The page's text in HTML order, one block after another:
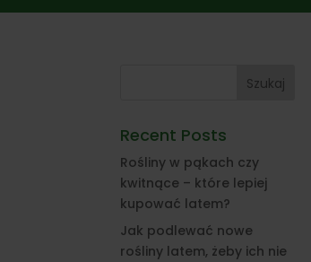
Szukaj
Recent Posts
Rośliny w pąkach czy
kwitnące – które lepiej
kupować latem?
Jak podlewać nowe
rośliny latem, żeby ich nie